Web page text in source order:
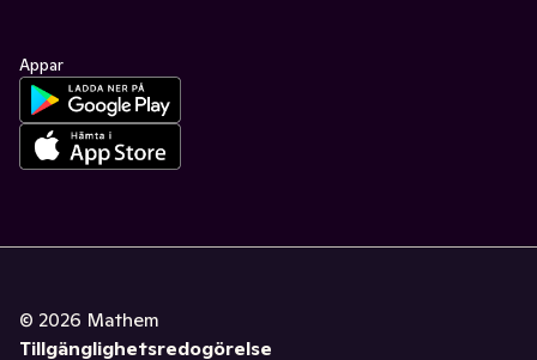
Appar
© 2026 Mathem
Tillgänglighetsredogörelse